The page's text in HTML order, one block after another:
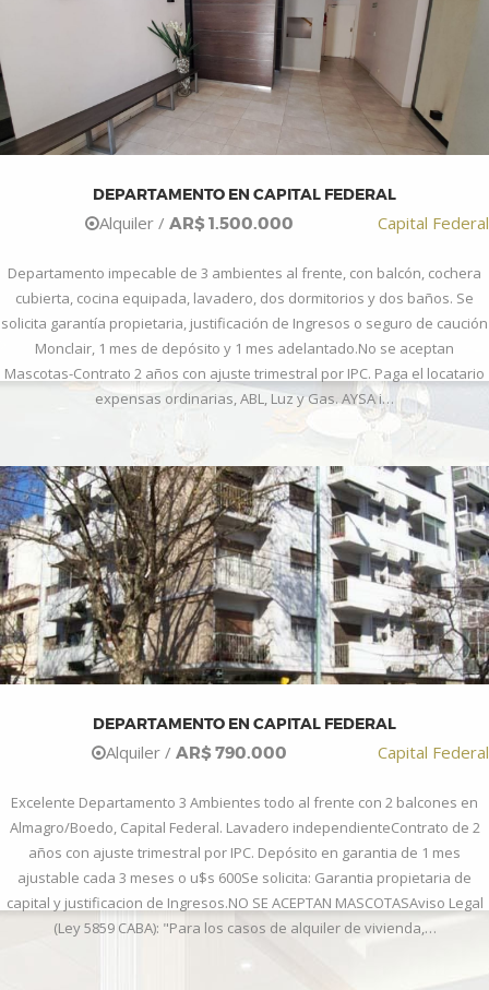
DEPARTAMENTO EN CAPITAL FEDERAL
Alquiler / AR$ 1.500.000 Capital Federal
Departamento impecable de 3 ambientes al frente, con balcón, cochera
cubierta, cocina equipada, lavadero, dos dormitorios y dos baños. Se
solicita garantía propietaria, justificación de Ingresos o seguro de caución
Monclair, 1 mes de depósito y 1 mes adelantado.No se aceptan
Mascotas-Contrato 2 años con ajuste trimestral por IPC. Paga el locatario
expensas ordinarias, ABL, Luz y Gas. AYSA i…
DEPARTAMENTO EN CAPITAL FEDERAL
Alquiler / AR$ 790.000 Capital Federal
Excelente Departamento 3 Ambientes todo al frente con 2 balcones en
Almagro/Boedo, Capital Federal. Lavadero independienteContrato de 2
años con ajuste trimestral por IPC. Depósito en garantia de 1 mes
ajustable cada 3 meses o u$s 600Se solicita: Garantia propietaria de
capital y justificacion de Ingresos.NO SE ACEPTAN MASCOTASAviso Legal
(Ley 5859 CABA): "Para los casos de alquiler de vivienda,…